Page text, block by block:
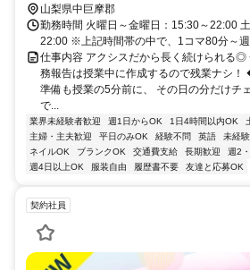
山梨県中巨摩郡
勤務時間 火曜日～金曜日：15:30～22:00
22:00 ※上記時間帯の中で、1コマ80分～
仕事内容 アクシスだから長く続けられる
務報告は授業中に作成するので残業ナシ
準備も授業の5分前に、 その日の分だけチ
で...
業界未経験者歓迎 週1日からOK 1日4時間以内OK
主婦・主夫歓迎
平日のみOK 経験不問 英語 未経
ネイルOK
ブランクOK 交通費支給 長期歓迎 週2
週4日以上OK
服装自由 履歴書不要 友達と応募OK
契約社員